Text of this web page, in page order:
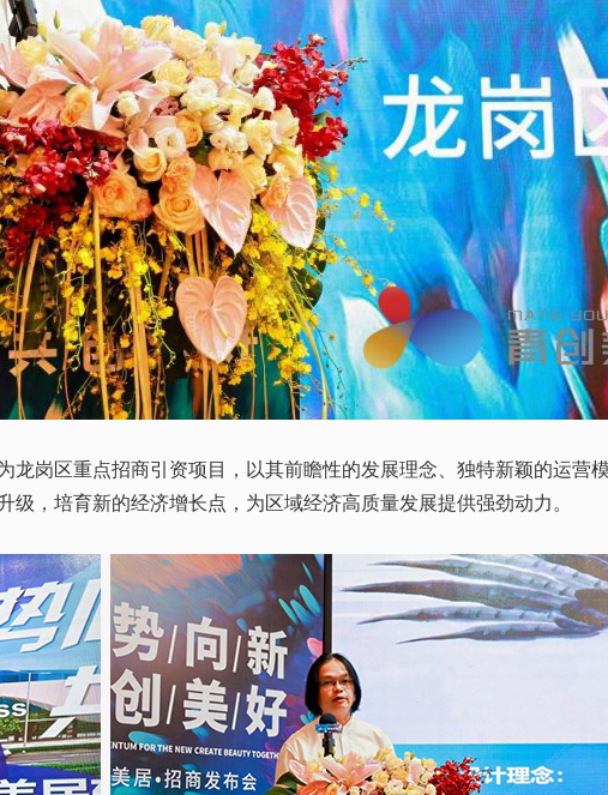
区重点招商引资项目，以其前瞻性的发展理念、独特新颖的运营
，培育新的经济增长点，为区域经济高质量发展提供强劲动力。